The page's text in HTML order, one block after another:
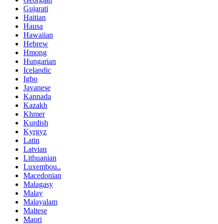
Gujarati
Haitian
Hausa
Hawaiian
Hebrew
Hmong
Hungarian
Icelandic
Igbo
Javanese
Kannada
Kazakh
Khmer
Kurdish
Kyrgyz
Latin
Latvian
Lithuanian
Luxembou..
Macedonian
Malagasy
Malay
Malayalam
Maltese
Maori